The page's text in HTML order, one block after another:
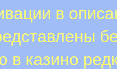
в
в казино